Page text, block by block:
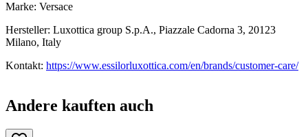
Marke: Versace
Hersteller: Luxottica group S.p.A., Piazzale Cadorna 3, 20123
Milano, Italy
Kontakt: https://www.essilorluxottica.com/en/brands/customer-care/
Andere kauften auch